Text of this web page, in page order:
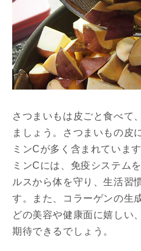
さつまいもは皮ごと食べて
ましょう。さつまいもの皮
ミンCが多く含まれていま
ミンCには、免疫システム
ルスから体を守り、生活習
す。また、コラーゲンの生
どの美容や健康面に嬉しい
期待できるでしょう。